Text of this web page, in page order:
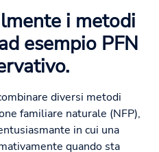
i metodi
esempio PFN
diversi metodi
familiare naturale (NFP),
in cui una
quando sta